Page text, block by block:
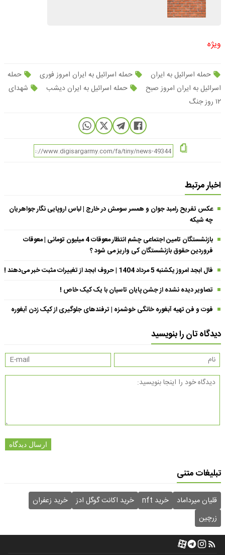
ویژه
حمله اسرائیل به ایران حمله اسرائیل به ایران امروز فوری
حمله
اسرائیل به ایران امروز صبح
حمله اسرائیل به ایران دیشب
شهدای
۱۲ روز جنگ
اخبار مرتبط
عکس تفریح رامبد جوان و همسر سومش در خارج | لباس اروپایی نگار جواهریان
چه شیکه
بازنشستگان تامین اجتماعی چشم انتظار معوقات 4 میلیون تومانی | معوقات
فروردین حقوق بازنشستگان کی واریز می شود ؟
فال ابجد امروز یکشنبه 5 مرداد 1404 | حروف ابجد از تغییرات مثبت خبر می‌دهند !
تصاویر دیده نشده از جشن پایان تاسیان با یک کیک خاص !
فوت و فن تهیه آبغوره خانگی خوشمزه | ترفندهای جلوگیری از کپک زدن آبغوره
دیدگاه تان را بنویسید
ارسال دیدگاه
تبلیغات متنی
قلیان میرداماد خرید nft خرید اکانت گوگل ادز
خرید زعفران
زرچین